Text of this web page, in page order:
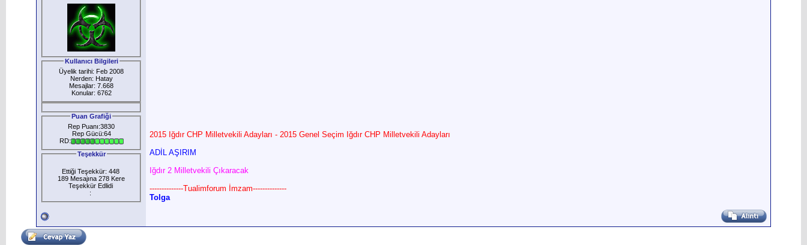
Kullanıcı Bilgileri
Üyelik tarihi: Feb 2008
Nerden: Hatay
Mesajlar: 7.668
Konular: 6762
Puan Grafiği
Rep Puanı:3830
Rep Gücü:64
RD:
Teşekkür
Ettiği Teşekkür: 448
189 Mesajına 278 Kere
Teşekkür Edlidi
:
2015 Iğdır CHP Milletvekili Adayları - 2015 Genel Seçim Iğdır CHP Milletvekili Adayları
ADİL AŞIRIM
Iğdır 2 Milletvekili Çıkaracak
--------------Tualimforum İmzam--------------
Tolga